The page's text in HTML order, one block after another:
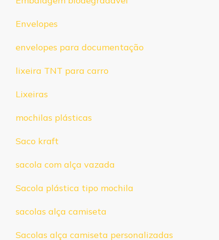
Envelopes
envelopes para documentação
lixeira TNT para carro
Lixeiras
mochilas plásticas
Saco kraft
sacola com alça vazada
Sacola plástica tipo mochila
sacolas alça camiseta
Sacolas alça camiseta personalizadas